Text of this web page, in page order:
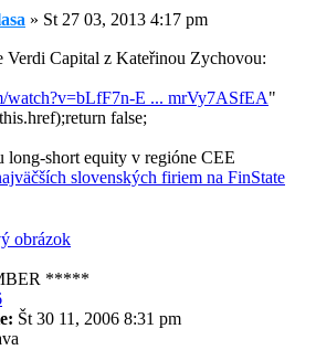
» St 27 03, 2013 4:17 pm
Verdi Capital z Kateřinou Zychovou:
watch?v=bLfF7n-E ... mrVy7ASfEA"
false;
long-short equity v regióne CEE
slovenských firiem na FinState
*****
Št 30 11, 2006 8:31 pm